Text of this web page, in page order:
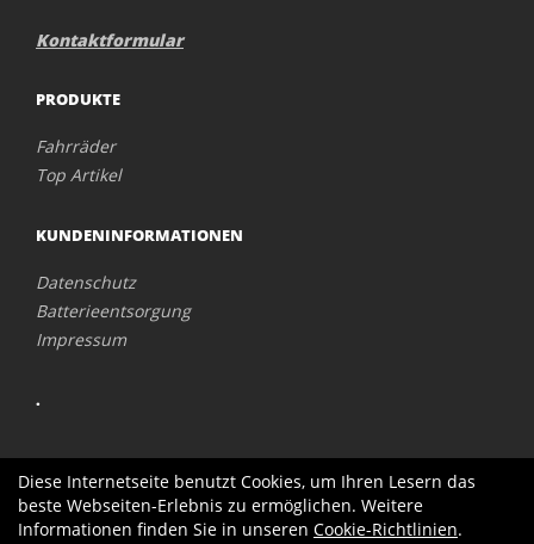
Kontaktformular
PRODUKTE
Fahrräder
Top Artikel
KUNDENINFORMATIONEN
Datenschutz
Batterieentsorgung
Impressum
.
Diese Internetseite benutzt Cookies, um Ihren Lesern das
beste Webseiten-Erlebnis zu ermöglichen. Weitere
Informationen finden Sie in unseren Cookie-Richtlinien.